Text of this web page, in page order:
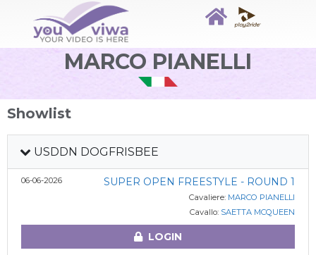
MARCO PIANELLI
Showlist
USDDN DOGFRISBEE
06-06-2026 SUPER OPEN FREESTYLE - ROUND 1
Cavaliere: MARCO PIANELLI
Cavallo: SAETTA MCQUEEN
LOGIN